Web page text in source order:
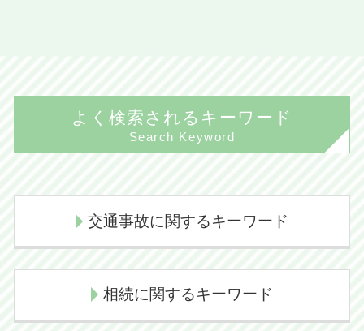
よく検索されるキーワード
Search Keyword
交通事故に関するキーワード
過失割合 決め方
相続に関するキーワード